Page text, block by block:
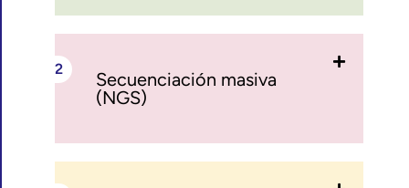
Secuenciación masiva
(NGS)